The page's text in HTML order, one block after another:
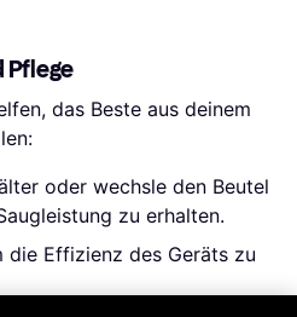
Pflege
das Beste aus deinem
oder wechsle den Beutel
zu erhalten.
die Effizienz des Geräts zu